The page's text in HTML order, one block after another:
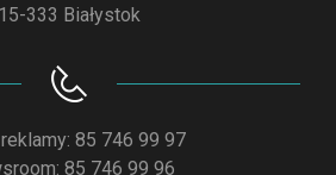
15-333 Białystok
85 746 99 97
85 746 99 96